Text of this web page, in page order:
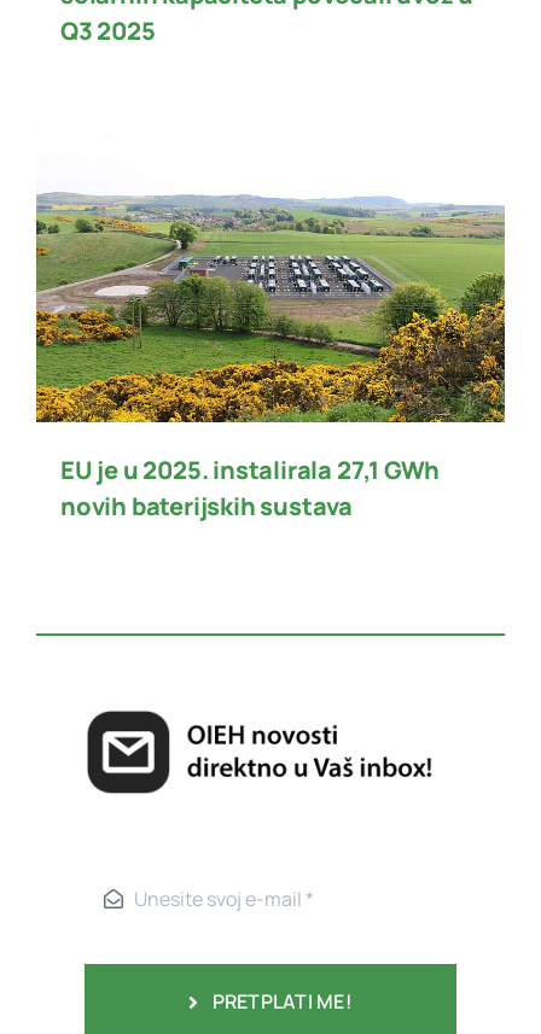
Q3 2025
EU je u 2025. instalirala 27,1 GWh
novih baterijskih sustava
PRETPLATI ME!